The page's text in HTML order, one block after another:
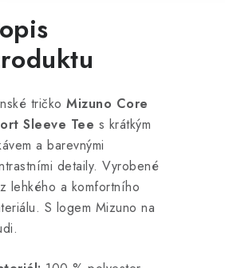
tričko Mizuno Core
Sleeve Tee s krátkým
a barevnými
detaily. Vyrobené
lehkého a komfortního
S logem Mizuno na